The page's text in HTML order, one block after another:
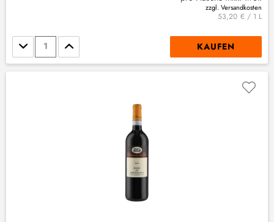
zzgl. Versandkosten
53,20 € / 1 L
Stückzahl KAUFEN